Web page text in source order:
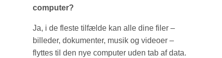
computer?
Ja, i de fleste tilfælde kan alle dine filer –
billeder, dokumenter, musik og videoer –
flyttes til den nye computer uden tab af data.